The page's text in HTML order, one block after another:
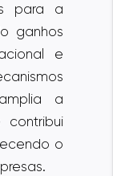
para a
ganhos
e
a
contribui
o